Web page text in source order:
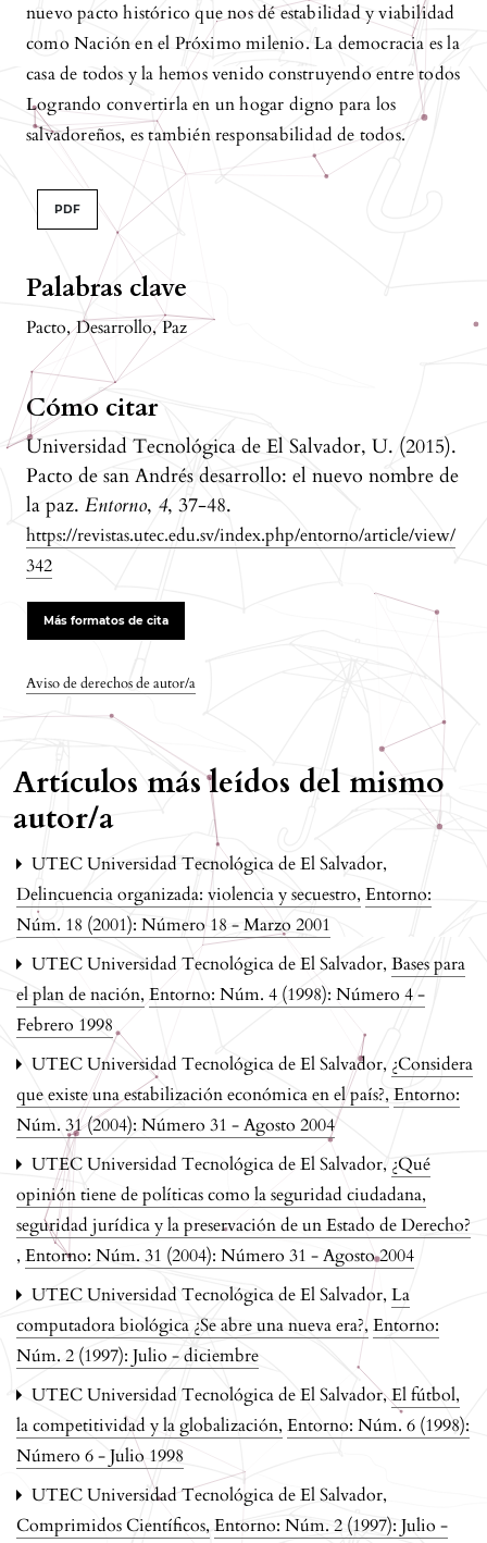
Palabras clave
Pacto, Desarrollo, Paz
Aviso de derechos de autor/a
Cómo citar
Universidad Tecnológica de El Salvador, U. (2015).
Pacto de san Andrés desarrollo: el nuevo nombre de
la paz. Entorno, 4, 37-48.
https://revistas.utec.edu.sv/index.php/entorno/article/view/
342
Más formatos de cita
nuevo pacto histórico que nos dé estabilidad y viabilidad
como Nación en el Próximo milenio. La democracia es la
casa de todos y la hemos venido construyendo entre todos
Logrando convertirla en un hogar digno para los
salvadoreños, es también responsabilidad de todos.
PDF
Artículos más leídos del mismo
autor/a
UTEC Universidad Tecnológica de El Salvador,
Delincuencia organizada: violencia y secuestro, Entorno:
Núm. 18 (2001): Número 18 - Marzo 2001
UTEC Universidad Tecnológica de El Salvador, Bases para
el plan de nación, Entorno: Núm. 4 (1998): Número 4 -
Febrero 1998
UTEC Universidad Tecnológica de El Salvador, ¿Considera
que existe una estabilización económica en el país?, Entorno:
Núm. 31 (2004): Número 31 - Agosto 2004
UTEC Universidad Tecnológica de El Salvador, ¿Qué
opinión tiene de políticas como la seguridad ciudadana,
seguridad jurídica y la preservación de un Estado de Derecho?
, Entorno: Núm. 31 (2004): Número 31 - Agosto 2004
UTEC Universidad Tecnológica de El Salvador, La
computadora biológica ¿Se abre una nueva era?, Entorno:
Núm. 2 (1997): Julio - diciembre
UTEC Universidad Tecnológica de El Salvador,El fútbol,
la competitividad y la globalización, Entorno: Núm. 6 (1998):
Número 6 - Julio 1998
UTEC Universidad Tecnológica de El Salvador,
Comprimidos Científicos,Entorno: Núm. 2 (1997): Julio -